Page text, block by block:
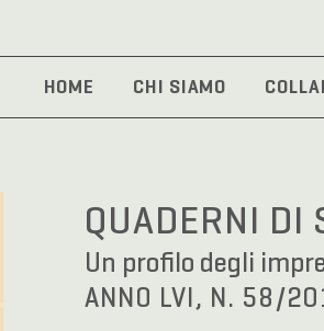
HOME CHI SIAMO
QUADERNI DI
Un profilo degli
ANNO LVI, N. 58/